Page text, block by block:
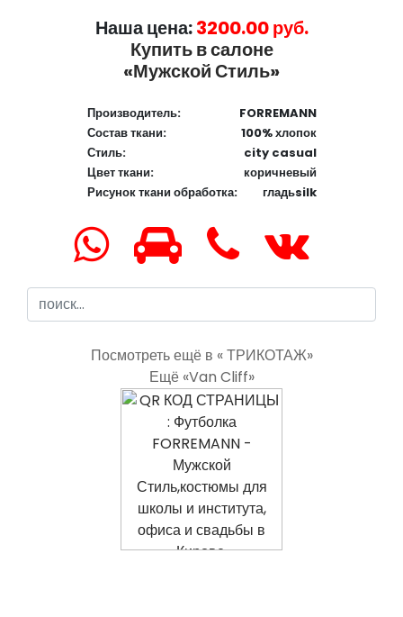
Наша цена:3200.00 руб.
Купить в салоне
«Мужской Стиль»
Производитель:
FORREMANN
Состав ткани:
100% хлопок
Стиль:
city casual
Цвет ткани:
коричневый
Рисунок ткани обработка:
гладьsilk
Посмотреть ещё в « ТРИКОТАЖ»
Ещё «Van Cliff»